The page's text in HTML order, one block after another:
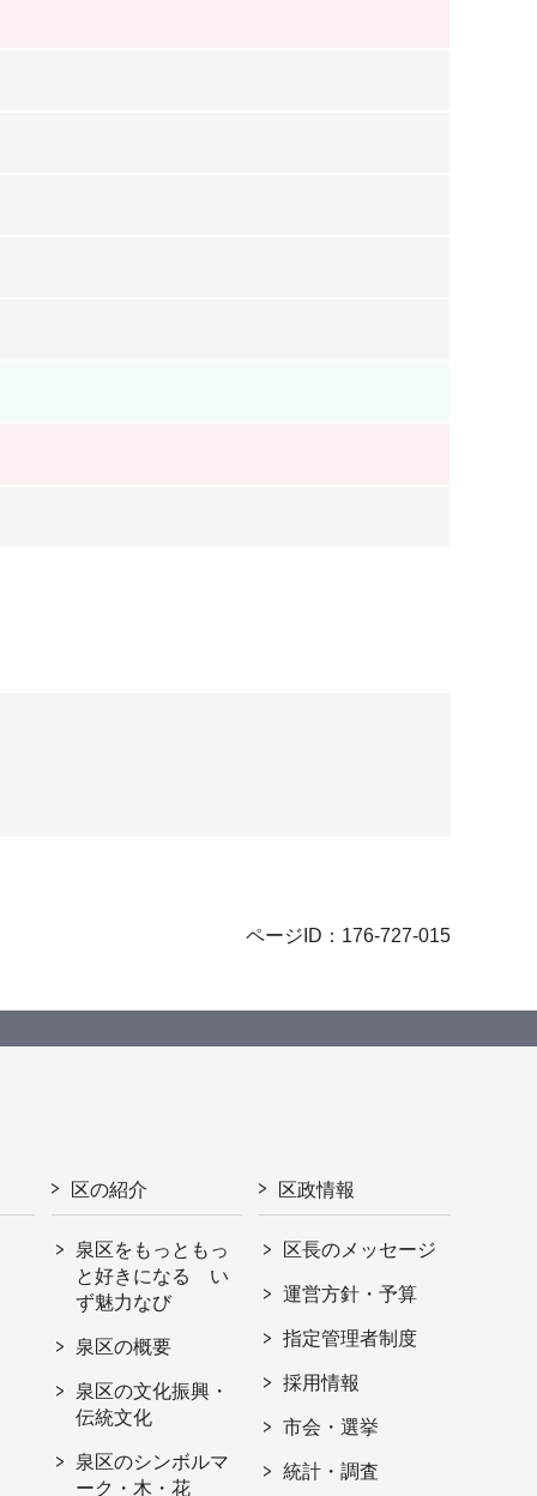
ページID：176-727-015
区の紹介
泉区をもっともっ
と好きになる い
ず魅力なび
泉区の概要
泉区の文化振興・
伝統文化
泉区のシンボルマ
ーク・木・花
区政情報
区長のメッセージ
運営方針・予算
指定管理者制度
採用情報
市会・選挙
統計・調査